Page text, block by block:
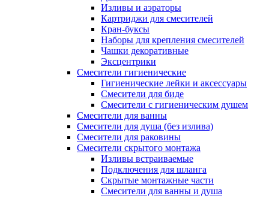
Изливы и аэраторы
Картриджи для смесителей
Кран-буксы
Наборы для крепления смесителей
Чашки декоративные
Эксцентрики
Смесители гигиенические
Гигиенические лейки и аксессуары
Смесители для биде
Смесители с гигиеническим душем
Смесители для ванны
Смесители для душа (без излива)
Смесители для раковины
Смесители скрытого монтажа
Изливы встраиваемые
Подключения для шланга
Скрытые монтажные части
Смесители для ванны и душа